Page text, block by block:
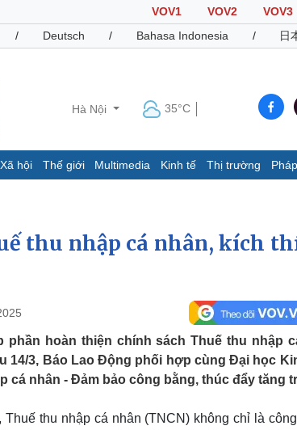
VOV1 VOV2 VOV3
/ Deutsch / Bahasa Indonesia / 日
Hà Nội 35°C
Xã hội Thế giới Multimedia Kinh tế Thị trường
Dự báo thời tiết
Giáo dục
Cuộc sống đó đây
Hồ sơ
Quân sự - Quốc phòng
Vũ khí
Việt Nam
Phân tích
Thể thao
Bóng đá
Lịch thi đấu bóng
Thế giới thể thao
Hậu trường
thu nhập cá nhân, kích
phần hoàn thiện chính sách Thuế thu
14/3, Báo Lao Động phối hợp cùng Đại học
cá nhân - Đảm bảo công bằng, thúc đẩy tăng
Thuế thu nhập cá nhân (TNCN) không chỉ là